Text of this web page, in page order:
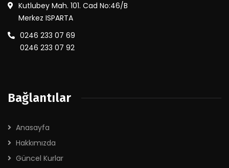
Kutlubey Mah. 101. Cad No:46/B
Merkez ISPARTA
0246 233 07 69
0246 233 07 92
Bağlantılar
Anasayfa
Hakkımızda
Güncel Kurlar